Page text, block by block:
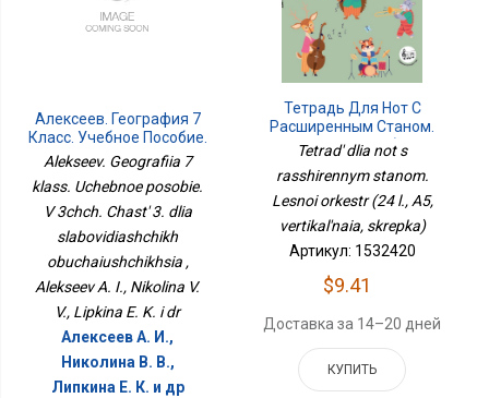
Алексеев. География 7
Класс. Учебное Пособие.
В 3чч. Часть 3. Для
Слабовидящих
Обучающихся
Alekseev. Geografiia 7
klass. Uchebnoe posobie.
V 3chch. Chast' 3. dlia
slabovidiashchikh
obuchaiushchikhsia ,
Alekseev A. I., Nikolina V.
V., Lipkina E. K. i dr
Алексеев А. И.,
Николина В. В.,
Липкина Е. К. и др
Тетрадь Для Нот С
Расширенным Станом.
Лесной Оркестр (24 Л.,
Скрепка)
Tetrad' dlia not s
rasshirennym stanom.
Lesnoi orkestr (24 l., A5,
vertikal'naia, skrepka)
Артикул: 1532420
$9.41
Доставка за 14–20 дней
КУПИТЬ